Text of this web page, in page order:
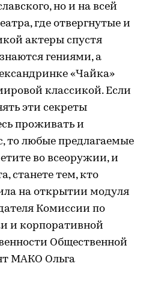
но и на всей
где отвергнутые и
актеры спустя
гениями, а
«Чайка»
классикой. Если
эти секреты
проживать и
то любые предлагаемые
во всеоружии, и
станете тем, кто
на открытии модуля
Комиссии по
и корпоративной
Общественной
МАКО Ольга